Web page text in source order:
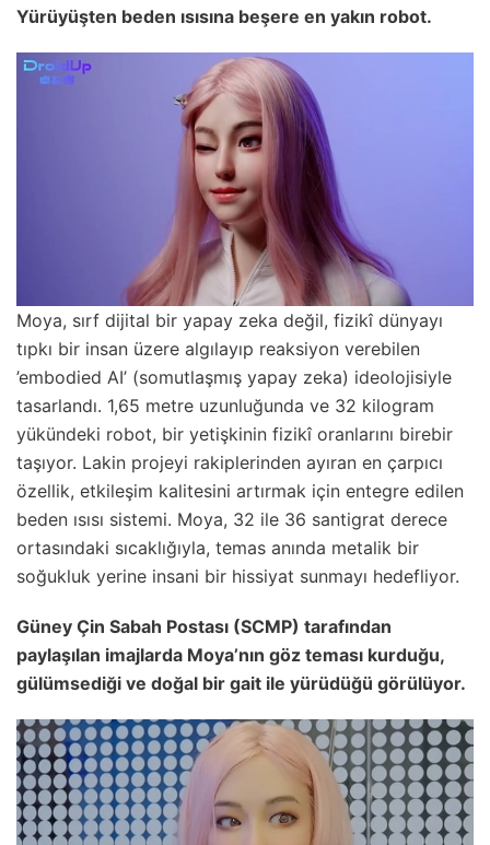
Yürüyüşten beden ısısına beşere en yakın robot.
Moya, sırf dijital bir yapay zeka değil, fizikî dünyayı
tıpkı bir insan üzere algılayıp reaksiyon verebilen
’embodied AI’ (somutlaşmış yapay zeka) ideolojisiyle
tasarlandı. 1,65 metre uzunluğunda ve 32 kilogram
yükündeki robot, bir yetişkinin fizikî oranlarını birebir
taşıyor. Lakin projeyi rakiplerinden ayıran en çarpıcı
özellik, etkileşim kalitesini artırmak için entegre edilen
beden ısısı sistemi. Moya, 32 ile 36 santigrat derece
ortasındaki sıcaklığıyla, temas anında metalik bir
soğukluk yerine insani bir hissiyat sunmayı hedefliyor.
Güney Çin Sabah Postası (SCMP) tarafından
paylaşılan imajlarda Moya’nın göz teması kurduğu,
gülümsediği ve doğal bir gait ile yürüdüğü görülüyor.